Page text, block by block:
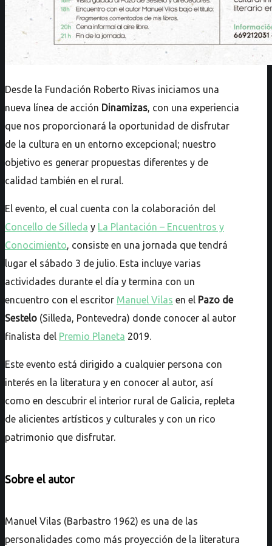
Desde la Fundación Roberto Rivas iniciamos una
nueva línea de acción Dinamizas, con una experiencia
que nos proporcionará la oportunidad de disfrutar
de la cultura en un entorno excepcional; nuestro
objetivo es generar propuestas diferentes y de
calidad también en el rural.
El evento, el cual cuenta con la colaboración del
Concello de Silleda y La Plantación – Encuentros y
Conocimiento, consiste en una jornada que tendrá
lugar el sábado 3 de julio. Esta incluye varias
actividades durante el día y termina con un
encuentro con el escritor Manuel Vilas en el Pazo de
Sestelo (Silleda, Pontevedra) donde conocer al autor
finalista del Premio Planeta 2019.
Este evento está dirigido a cualquier persona con
interés en la literatura y en conocer al autor, así
como en descubrir el interior rural de Galicia, repleta
de alicientes artísticos y culturales y con un rico
patrimonio que disfrutar.
Sobre el autor
Manuel Vilas (Barbastro 1962) es una de las
personalidades como más proyección de la literatura